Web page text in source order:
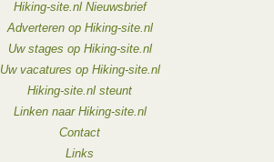
Hiking-site.nl Nieuwsbrief
Adverteren op Hiking-site.nl
Uw stages op Hiking-site.nl
Uw vacatures op Hiking-site.nl
Hiking-site.nl steunt
Linken naar Hiking-site.nl
Contact
Links